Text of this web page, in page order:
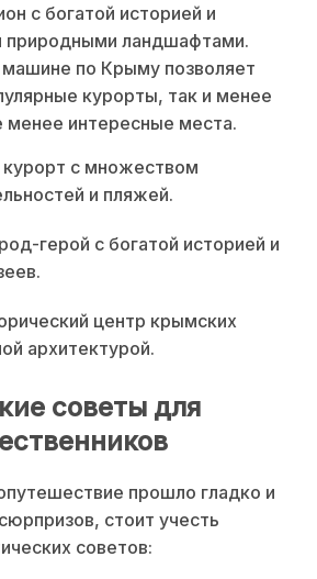
с богатой историей и
природными ландшафтами.
по Крыму позволяет
курорты, так и менее
менее интересные места.
с множеством
и пляжей.
герой с богатой историей и
центр крымских
архитектурой.
советы для
прошло гладко и
стоит учесть
советов: